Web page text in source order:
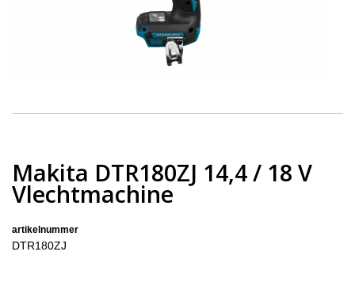
Makita DTR180ZJ 14,4 / 18 V
Vlechtmachine
artikelnummer
DTR180ZJ